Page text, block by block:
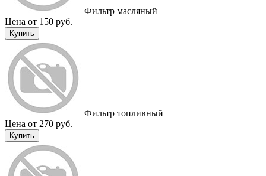
Фильтр масляный
Цена от 150 руб.
Купить
Фильтр топливный
Цена от 270 руб.
Купить